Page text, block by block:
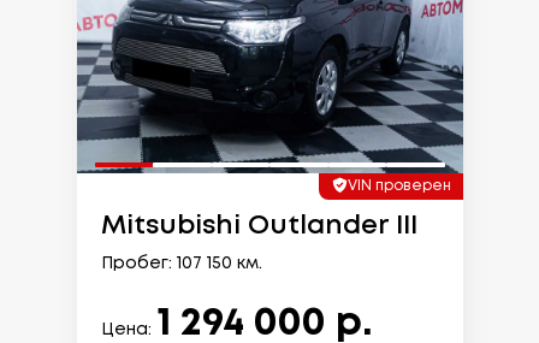
VIN проверен
Mitsubishi Outlander III
Пробег: 107 150 км.
Цена: 1 294 000 р.